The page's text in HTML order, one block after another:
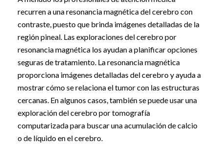
recurren a una resonancia magnética del cerebro con
contraste, puesto que brinda imágenes detalladas de la
región pineal. Las exploraciones del cerebro por
resonancia magnética los ayudan a planificar opciones
seguras de tratamiento. La resonancia magnética
proporciona imágenes detalladas del cerebro y ayuda a
mostrar cómo se relaciona el tumor con las estructuras
cercanas. En algunos casos, también se puede usar una
exploración del cerebro por tomografía
computarizada para buscar una acumulación de calcio
o de líquido en el cerebro.